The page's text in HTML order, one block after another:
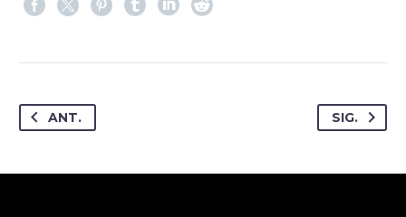
ANT. SIG.